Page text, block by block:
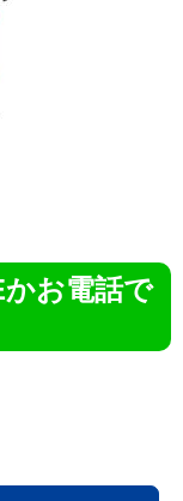
お電話で